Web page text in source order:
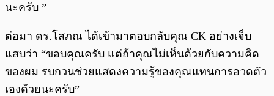
นะครับ ”
ต่อมา ดร.โสภณ ได้เข้ามาตอบกลับคุณ CK อย่างเจ็บ
แสบว่า “ขอบคุณครับ แต่ถ้าคุณไม่เห็นด้วยกับความคิด
ของผม รบกวนช่วยแสดงความรู้ของคุณแทนการอวดตัว
เองด้วยนะครับ”